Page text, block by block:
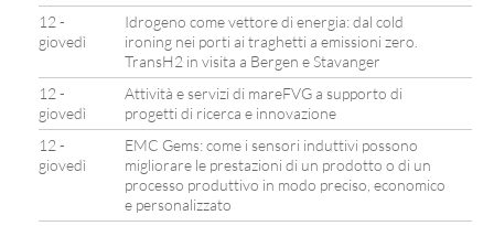
12 -
giovedì
Idrogeno come vettore di energia: dal cold
ironing nei porti ai traghetti a emissioni zero.
TransH2 in visita a Bergen e Stavanger
12 -
giovedì
Attività e servizi di mareFVG a supporto di
progetti di ricerca e innovazione
12 -
giovedì
EMC Gems: come i sensori induttivi possono
migliorare le prestazioni di un prodotto o di un
processo produttivo in modo preciso, economico
e personalizzato